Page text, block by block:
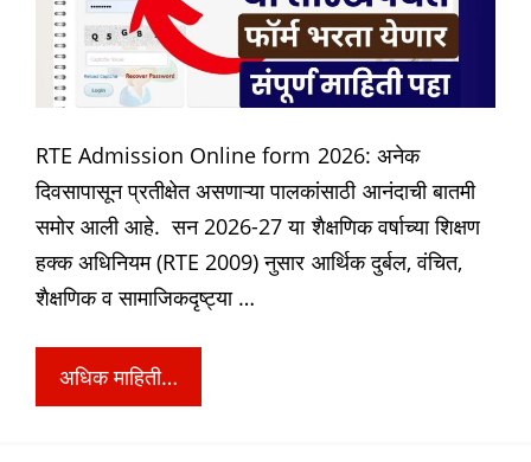
RTE Admission Online form 2026: अनेक
दिवसापासून प्रतीक्षेत असणाऱ्या पालकांसाठी आनंदाची बातमी
समोर आली आहे. सन 2026-27 या शैक्षणिक वर्षाच्या शिक्षण
हक्क अधिनियम (RTE 2009) नुसार आर्थिक दुर्बल, वंचित,
शैक्षणिक व सामाजिकदृष्ट्या …
अधिक माहिती…